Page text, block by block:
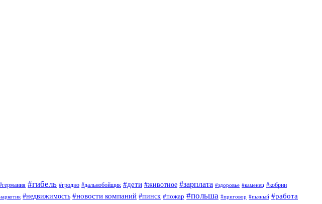
#гибель #гродно #дальнобойщик #дети #животное #зарплата #здоровье #каменец #кобрин
#недвижимость #новости компаний #пинск #пожар #польша #приговор #пьяный #работа